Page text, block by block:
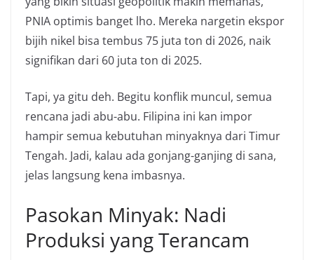
PNIA optimis banget lho. Mereka nargetin ekspor
bijih nikel bisa tembus 75 juta ton di 2026, naik
signifikan dari 60 juta ton di 2025.
Tapi, ya gitu deh. Begitu konflik muncul, semua
rencana jadi abu-abu. Filipina ini kan impor
hampir semua kebutuhan minyaknya dari Timur
Tengah. Jadi, kalau ada gonjang-ganjing di sana,
jelas langsung kena imbasnya.
Pasokan Minyak: Nadi
Produksi yang Terancam